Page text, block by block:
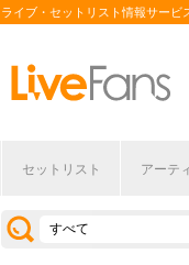
ライブ・セットリスト情報サービ
セットリスト アーテ
[2026/04/27] 【フェス